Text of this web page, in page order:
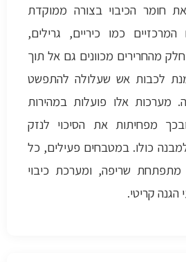
חומר הכיבוי בצורה ממוקדת
כמו כיריים, גרילים,
מהחרירים מכוונים גם אל תוך
לכבות אש שעלולה להתפשט
מערכות אלו פועלות במהירות
מפחיתות את הסיכוי לנזק
כולו. במטבחים פעילים, כל
מתפתחת שריפה, ומערכת כיבוי
קריטי.